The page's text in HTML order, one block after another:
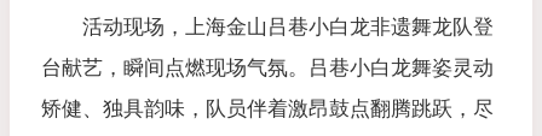
活动现场，上海金山吕巷小白龙非遗舞龙队登
台献艺，瞬间点燃现场气氛。吕巷小白龙舞姿灵动
矫健、独具韵味，队员伴着激昂鼓点翻腾跳跃，尽